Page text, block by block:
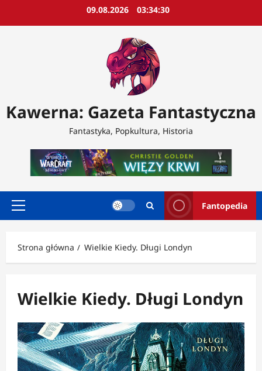
09.08.2026 03:34:32
Kawerna: Gazeta Fantastyczna
Fantastyka, Popkultura, Historia
Menu
Fantopedia
Strona główna Wielkie Kiedy. Długi Londyn
Wielkie Kiedy. Długi Londyn